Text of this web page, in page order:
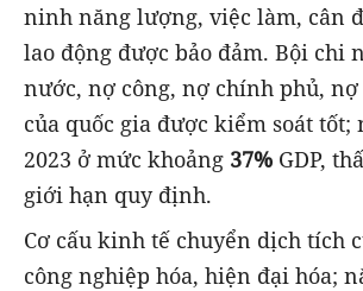
ninh năng lượng, việc làm, cân
lao động được bảo đảm. Bội chi
nước, nợ công, nợ chính phủ,
của quốc gia được kiểm soát tốt;
2023 ở mức khoảng 37% GDP,
giới hạn quy định.
Cơ cấu kinh tế chuyển dịch tích
công nghiệp hóa, hiện đại hóa;